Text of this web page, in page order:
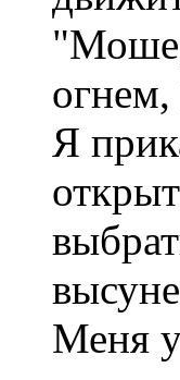
"Моше,
Я
Меня